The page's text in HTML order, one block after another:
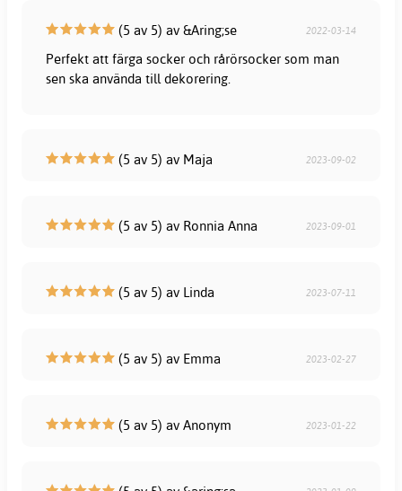
(5 av 5) av &Aring;se 2022-03-14
Perfekt att färga socker och rårörsocker som man
sen ska använda till dekorering.
(5 av 5) av Maja 2023-09-02
(5 av 5) av Ronnia Anna 2023-09-01
(5 av 5) av Linda 2023-07-11
(5 av 5) av Emma 2023-02-27
(5 av 5) av Anonym 2023-01-22